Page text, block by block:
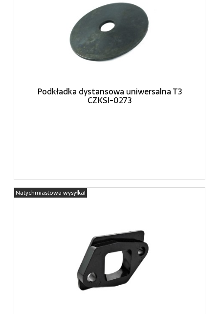
Podkładka dystansowa uniwersalna T3
CZKSI-0273
Natychmiastowa wysyłka!